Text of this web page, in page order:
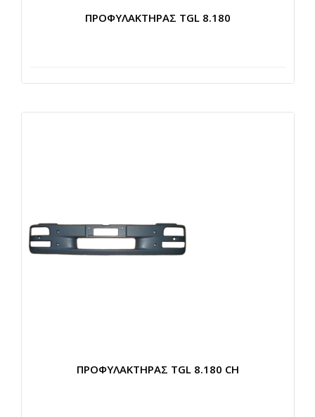
ΠΡΟΦΥΛΑΚΤΗΡΑΣ TGL 8.180
ΠΡΟΦΥΛΑΚΤΗΡΑΣ TGL 8.180 CH